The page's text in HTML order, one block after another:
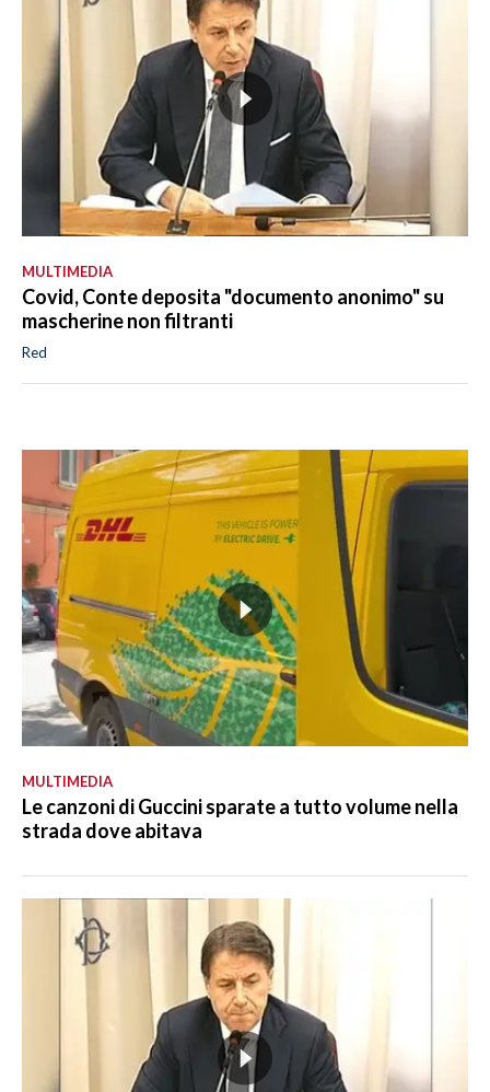
MULTIMEDIA
Covid, Conte deposita "documento anonimo" su
mascherine non filtranti
Red
MULTIMEDIA
Le canzoni di Guccini sparate a tutto volume nella
strada dove abitava